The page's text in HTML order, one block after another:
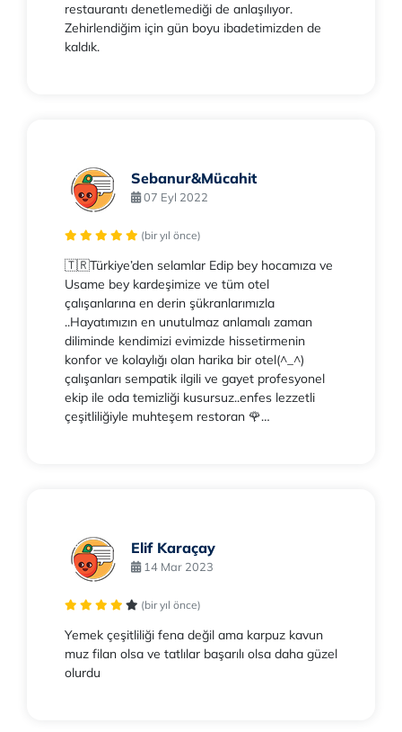
restaurantı denetlemediği de anlaşılıyor.
Zehirlendiğim için gün boyu ibadetimizden de
kaldık.
Sebanur&Mücahit
07 Eyl 2022
(bir yıl önce)
🇹🇷Türkiye’den selamlar Edip bey hocamıza ve
Usame bey kardeşimize ve tüm otel
çalışanlarına en derin şükranlarımızla
..Hayatımızın en unutulmaz anlamalı zaman
diliminde kendimizi evimizde hissetirmenin
konfor ve kolaylığı olan harika bir otel(^_^)
çalışanları sempatik ilgili ve gayet profesyonel
ekip ile oda temizliği kusursuz..enfes lezzetli
çeşitliliğiyle muhteşem restoran 🌹…
Elif Karaçay
14 Mar 2023
(bir yıl önce)
Yemek çeşitliliği fena değil ama karpuz kavun
muz filan olsa ve tatlılar başarılı olsa daha güzel
olurdu